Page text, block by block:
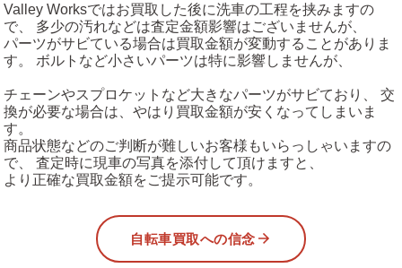
Valley Worksではお買取した後に洗車の工程を挟みますの
で、 多少の汚れなどは査定金額影響はございませんが、
パーツがサビている場合は買取金額が変動することがありま
す。 ボルトなど小さいパーツは特に影響しませんが、
チェーンやスプロケットなど大きなパーツがサビており、 交
換が必要な場合は、やはり買取金額が安くなってしまいま
す。
商品状態などのご判断が難しいお客様もいらっしゃいますの
で、 査定時に現車の写真を添付して頂けますと、
より正確な買取金額をご提示可能です。
自転車買取への信念